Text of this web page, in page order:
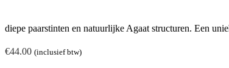
diepe paarstinten en natuurlijke Agaat structuren. Een
€44.00 (inclusief btw)